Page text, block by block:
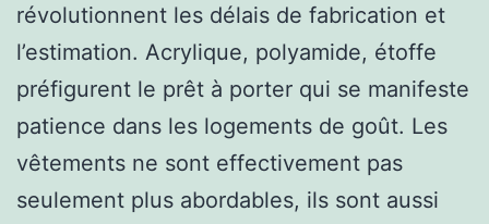
révolutionnent les délais de fabrication et
l’estimation. Acrylique, polyamide, étoffe
préfigurent le prêt à porter qui se manifeste
patience dans les logements de goût. Les
vêtements ne sont effectivement pas
seulement plus abordables, ils sont aussi